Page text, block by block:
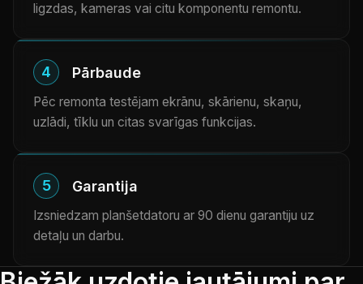
ligzdas, kameras vai citu komponentu remontu.
4 Pārbaude
Pēc remonta testējam ekrānu, skārienu, skaņu,
uzlādi, tīklu un citas svarīgas funkcijas.
5 Garantija
Izsniedzam planšetdatoru ar 90 dienu garantiju uz
detaļu un darbu.